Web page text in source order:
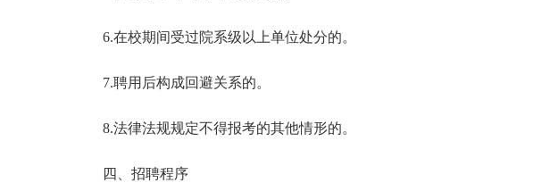
6.在校期间受过院系级以上单位处分的。
7.聘用后构成回避关系的。
8.法律法规规定不得报考的其他情形的。
四、招聘程序